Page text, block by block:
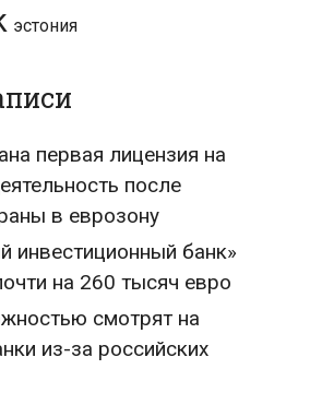
эстония
первая лицензия на
после
в еврозону
инвестиционный банк»
на 260 тысяч евро
смотрят на
из-за российских